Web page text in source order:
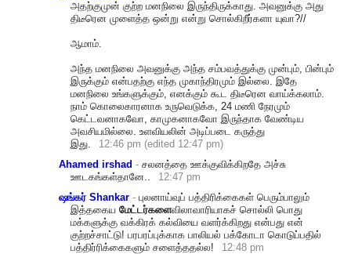
அதற்குமுன் குற்ற மனநிலை இருந்திருக்காது. அவனுக்கு அது
திடீரென முளைத்த ஒன்று என்று சொல்கிறீர்களா யுவா?//
ஆமாம்.
அந்த மனநிலை அவனுக்கு அந்த சம்பவத்துக்கு முன்பும், பின்பும்
இருக்கும் என்பதற்கு எந்த முகாந்திரமும் இல்லை. இதே
மனநிலை உங்களுக்கும், எனக்கும் கூட திடீரென வாய்க்கலாம்.
நாம் கொலைகாரனாக உருவெடுக்க, 24 மணி நேரமும்
கெட்டவனாகவோ, காமுகனாகவோ இருந்தாக வேண்டிய
அவசியமில்லை. உளவியலின் அடிப்படை கருத்து
இது.
12:46 pm (edited 12:47 pm)
Ahamed irshad - ச‌ல‌ன‌த்தை ஊக்குவிக்கிற‌தே அச்சு
ஊட‌க‌ங்க‌ள்தானே..
12:47 pm
ஷங்கர் Shankar - புலனாய்வுப் பத்திரிக்கைகள் பெரும்பாலும்
இத்தகைய மேட்டர்களைவிலாவாரியாகச் சொல்லி பொது
மக்களுக்கு வக்கிரக் கல்வியை வளர்க்கிறது என்பது என்
குற்றச்சாட்டு! பரபரப்புக்காக பாலியல் பக்கோடா கொடுப்பதில்
பத்திர்ரிக்கைகளும் சளைத்ததல்ல!
12:48 pm